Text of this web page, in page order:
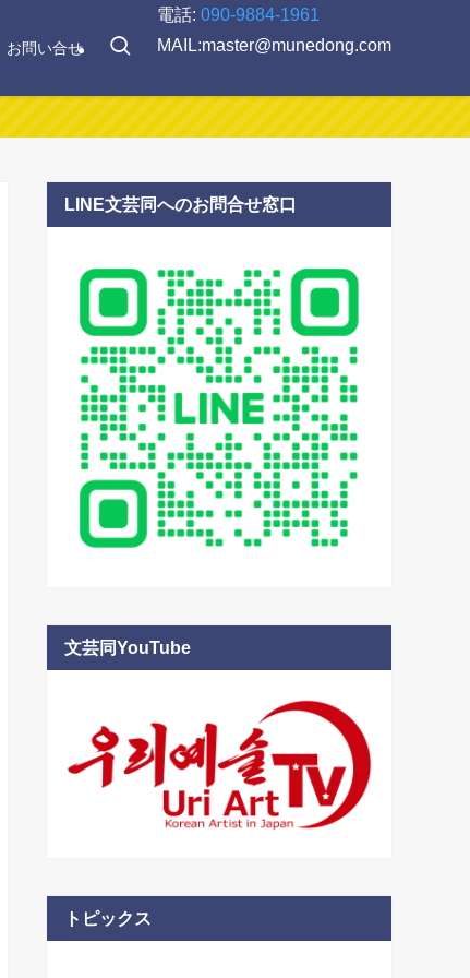
お問い合せ
電話: 090-9884-1961
MAIL:master@munedong.com
LINE文芸同へのお問合せ窓口
文芸同YouTube
トピックス